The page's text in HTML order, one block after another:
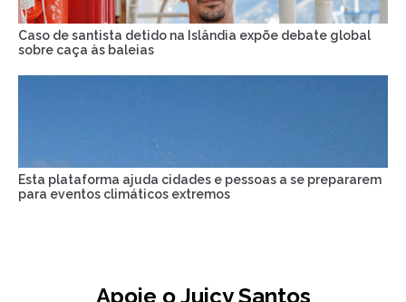
Caso de santista detido na Islândia expõe debate global
sobre caça às baleias
Esta plataforma ajuda cidades e pessoas a se prepararem
para eventos climáticos extremos
Apoie o Juicy Santos